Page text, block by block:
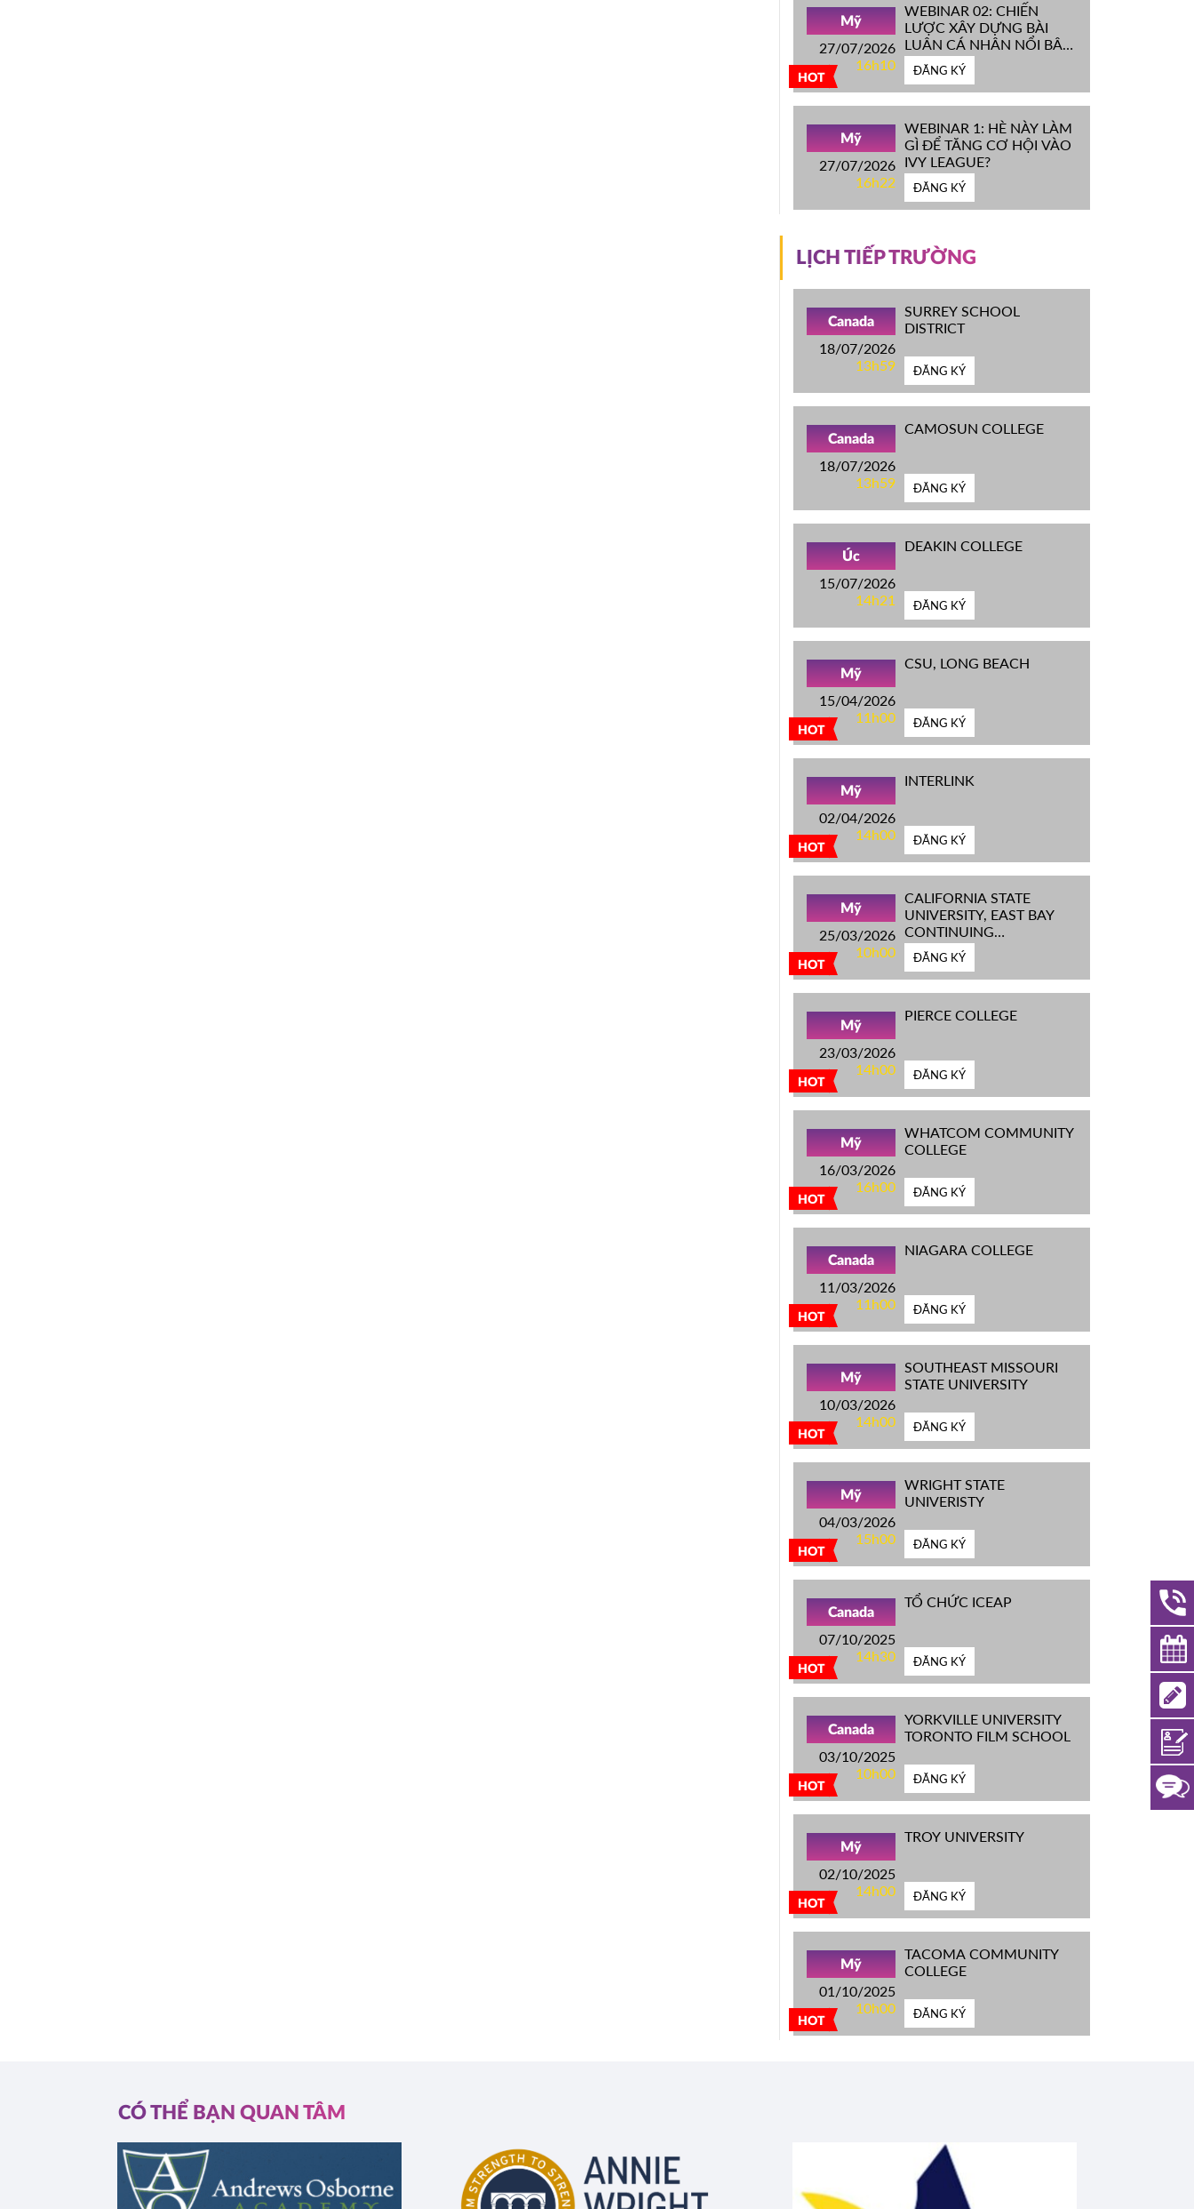
HOT
Mỹ
27/07/2026
16h10
WEBINAR 02: CHIẾN
LƯỢC XÂY DỰNG BÀI
LUẬN CÁ NHÂN NỔI BẬT
CHINH PHỤC ĐH TOP
ĐẦU MỸ
ĐĂNG KÝ
Mỹ
27/07/2026
16h22
WEBINAR 1: HÈ NÀY LÀM
GÌ ĐỂ TĂNG CƠ HỘI VÀO
IVY LEAGUE?
ĐĂNG KÝ
LỊCH TIẾP TRƯỜNG
Canada
18/07/2026
13h59
SURREY SCHOOL
DISTRICT
ĐĂNG KÝ
Canada
18/07/2026
13h59
CAMOSUN COLLEGE
ĐĂNG KÝ
Úc
15/07/2026
14h21
DEAKIN COLLEGE
ĐĂNG KÝ
HOT
Mỹ
15/04/2026
11h00
CSU, LONG BEACH
ĐĂNG KÝ
HOT
Mỹ
02/04/2026
14h00
INTERLINK
ĐĂNG KÝ
HOT
Mỹ
25/03/2026
10h00
CALIFORNIA STATE
UNIVERSITY, EAST BAY
CONTINUING
EDUCATION
ĐĂNG KÝ
HOT
Mỹ
23/03/2026
14h00
PIERCE COLLEGE
ĐĂNG KÝ
HOT
Mỹ
16/03/2026
16h00
WHATCOM COMMUNITY
COLLEGE
ĐĂNG KÝ
HOT
Canada
11/03/2026
11h00
NIAGARA COLLEGE
ĐĂNG KÝ
HOT
Mỹ
10/03/2026
14h00
SOUTHEAST MISSOURI
STATE UNIVERSITY
ĐĂNG KÝ
HOT
Mỹ
04/03/2026
15h00
WRIGHT STATE
UNIVERISTY
ĐĂNG KÝ
HOT
Canada
07/10/2025
14h30
TỔ CHỨC ICEAP
ĐĂNG KÝ
HOT
Canada
03/10/2025
10h00
YORKVILLE UNIVERSITY
TORONTO FILM SCHOOL
ĐĂNG KÝ
HOT
Mỹ
02/10/2025
14h00
TROY UNIVERSITY
ĐĂNG KÝ
HOT
Mỹ
01/10/2025
10h00
TACOMA COMMUNITY
COLLEGE
ĐĂNG KÝ
CÓ THỂ BẠN QUAN TÂM